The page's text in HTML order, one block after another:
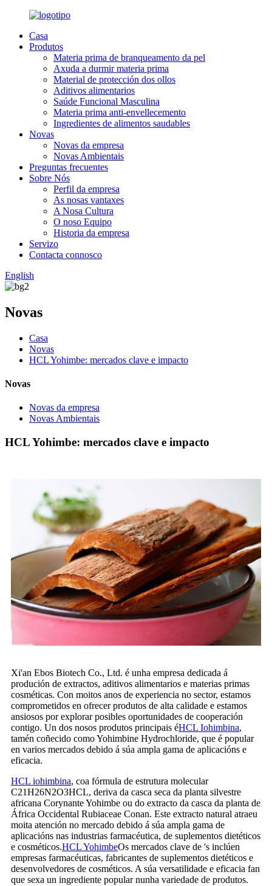
Casa
Produtos
Materia prima de branqueamento da pel
Axuda a durmir materia prima
Material de protección dos ollos
Aditivos alimentarios
Saúde Funcional Masculina
Materia prima anti-envellecemento
Ingredientes de alimentos saudables
Novas
Novas da empresa
Novas Ambientais
Preguntas frecuentes
Sobre Nós
Perfil da empresa
As nosas vantaxes
A Nosa Cultura
O noso Equipo
Historia da empresa
Servizo
Contacta connosco
English
Novas
Casa
Novas
HCL Yohimbe: mercados clave e impacto
Novas
Novas da empresa
Novas Ambientais
HCL Yohimbe: mercados clave e impacto
Xi'an Ebos Biotech Co., Ltd. é unha empresa dedicada á
produción de extractos, aditivos alimentarios e materias primas
cosméticas. Con moitos anos de experiencia no sector, estamos
comprometidos en ofrecer produtos de alta calidade e estamos
ansiosos por explorar posibles oportunidades de cooperación
contigo. Un dos nosos produtos principais éHCL Iohimbina,
tamén coñecido como Yohimbine Hydrochloride, que é popular
en varios mercados debido á súa ampla gama de aplicacións e
eficacia.
HCL iohimbina, coa fórmula de estrutura molecular
C21H26N2O3HCL, deriva da casca seca da planta silvestre
africana Corynante Yohimbe ou do extracto da casca da planta de
África Occidental Rubiaceae Conan. Este extracto natural atraeu
moita atención no mercado debido á súa ampla gama de
aplicacións nas industrias farmacéutica, de suplementos dietéticos
e cosméticos.HCL YohimbeOs mercados clave de 's inclúen
empresas farmacéuticas, fabricantes de suplementos dietéticos e
desenvolvedores de cosméticos. A súa versatilidade e eficacia fan
que sexa un ingrediente popular nunha variedade de produtos.